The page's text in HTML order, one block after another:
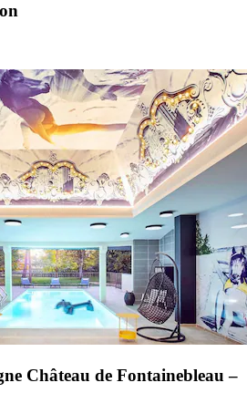
Château de Fontainebleau –